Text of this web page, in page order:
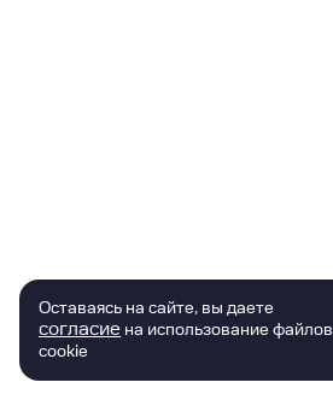
Оставаясь на сайте, вы даете
согласие на использование файлов
cookie